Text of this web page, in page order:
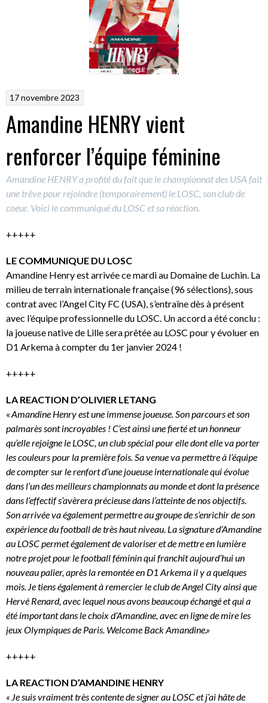
17 novembre 2023
Amandine HENRY vient
renforcer l’équipe féminine
Amandine HENRY a profité du fait que le championnat des USA fait
une trêve pour rejoindre (temporairement) le LOSC, son club de
coeur. Voici le communiqué du LOSC et sa réaction.
+++++
LE COMMUNIQUE DU LOSC
Amandine Henry est arrivée ce mardi au Domaine de Luchin. La
milieu de terrain internationale française (96 sélections), sous
contrat avec l’Angel City FC (USA), s’entraîne dès à présent
avec l’équipe professionnelle du LOSC. Un accord a été conclu :
la joueuse native de Lille sera prêtée au LOSC pour y évoluer en
D1 Arkema à compter du 1er janvier 2024 !
+++++
LA REACTION D’OLIVIER LETANG
«Amandine Henry est une immense joueuse. Son parcours et son
palmarès sont incroyables ! C’est ainsi une fierté et un honneur
qu’elle rejoigne le LOSC, un club spécial pour elle dont elle va porter
les couleurs pour la première fois. Sa venue va permettre à l’équipe
de compter sur le renfort d’une joueuse internationale qui évolue
dans l’un des meilleurs championnats au monde et dont la présence
dans l’effectif s’avèrera précieuse dans l’atteinte de nos objectifs.
Son arrivée va également permettre au groupe de s’enrichir de son
expérience du football de très haut niveau. La signature d’Amandine
au LOSC permet également de valoriser et de mettre en lumière
notre projet pour le football féminin qui franchit aujourd’hui un
nouveau palier, après la remontée en D1 Arkema il y a quelques
mois. Je tiens également à remercier le club de Angel City ainsi que
Hervé Renard, avec lequel nous avons beaucoup échangé et qui a
été important dans le choix d’Amandine, avec en ligne de mire les
jeux Olympiques de Paris. Welcome Back Amandine.»
+++++
LA REACTION D’AMANDINE HENRY
« Je suis vraiment très contente de signer au LOSC et j’ai hâte de